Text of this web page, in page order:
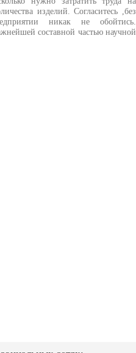
изделий. Согласитесь ,без
никак не обойтись.
составной частью научной